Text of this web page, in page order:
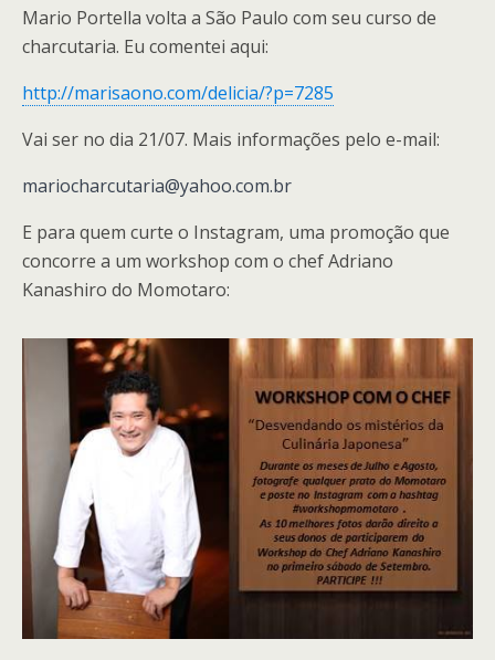
Mario Portella volta a São Paulo com seu curso de
charcutaria. Eu comentei aqui:
http://marisaono.com/delicia/?p=7285
Vai ser no dia 21/07. Mais informações pelo e-mail:
mariocharcutaria@yahoo.com.br
E para quem curte o Instagram, uma promoção que
concorre a um workshop com o chef Adriano
Kanashiro do Momotaro: